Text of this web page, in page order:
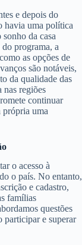
e depois do
havia uma política
da casa
programa, a
as opções de
são notáveis,
da qualidade das
nas regiões
continuar
própria uma
o acesso à
o país. No entanto,
e cadastro,
famílias
questões
participar e superar